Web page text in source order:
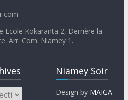
Ecole Kokaranta 2, Derrière la
Arr. Com. Niamey 1.
Niamey Soir
Design by MAIGA